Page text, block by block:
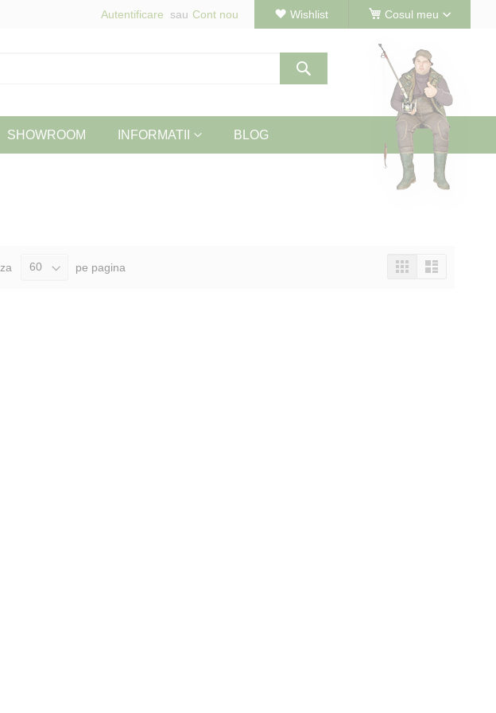
Cosul meu
Wishlist
Autentificare Cont nou
SHOWROOM INFORMATII BLOG
pe pagina
Vizualizeaza
ca
TabelLista